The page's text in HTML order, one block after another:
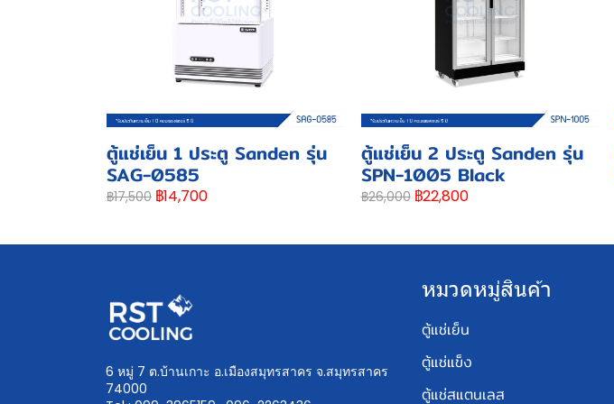
ตู้แช่เย็น 1 ประตู Sanden รุ่น
SAG-0585
฿17,500 ฿14,700
ตู้แช่เย็น 2 ประตู Sanden รุ่น
SPN-1005 Black
฿26,000 ฿22,800
6 หมู่ 7 ต.บ้านเกาะ อ.เมืองสมุทรสาคร จ.สมุทรสาคร
74000
หมวดหมู่สินค้า
ตู้แช่เย็น
ตู้แช่แข็ง
ตู้แช่สแตนเลส